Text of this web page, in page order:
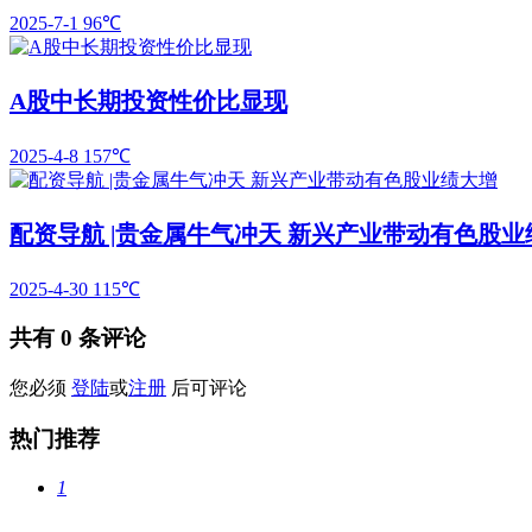
2025-7-1 96℃
A股中长期投资性价比显现
2025-4-8 157℃
配资导航 |贵金属牛气冲天 新兴产业带动有色股业
2025-4-30 115℃
共有 0 条评论
您必须 登陆或注册 后可评论
热门推荐
1